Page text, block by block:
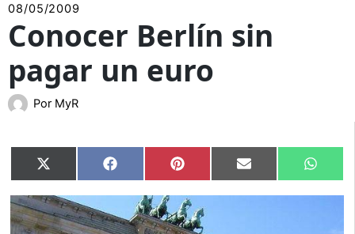
08/05/2009
Conocer Berlín sin
pagar un euro
Por MyR
Compartir
en
X
(Twitter)
Compartir
en
Facebook Compartir
en
Pinterest Compartir
en
Email
en